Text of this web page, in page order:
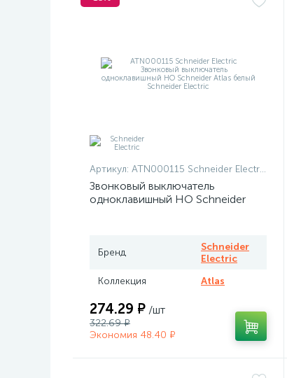
Артикул: ATN000115 Schneider Electric
Звонковый выключатель
одноклавишный НО Schneider
Бренд
Schneider
Electric
Коллекция
Atlas
274.29 ₽ /шт
322.69 ₽
Экономия 48.40 ₽